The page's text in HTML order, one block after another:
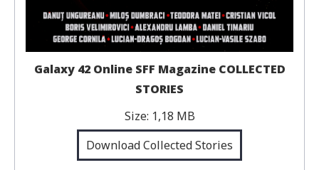
Galaxy 42 Online SFF Magazine COLLECTED
STORIES
Size: 1,18 MB
Download Collected Stories